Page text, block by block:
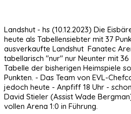
Landshut - hs (10.12.2023) Die
heute als Tabellensiebter mit 37
ausverkaufte Landshut Fanatec
tabellarisch "nur" nur Neunter mit
Tabelle der bisherigen Heimspiele
Punkten. - Das Team von EVL-
jedoch heute - Anpfiff 18 Uhr -
David Stieler (Assist Wade
vollen Arena 1:0 in Führung.